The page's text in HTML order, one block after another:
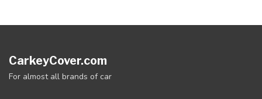
CarkeyCover.com
For almost all brands of car